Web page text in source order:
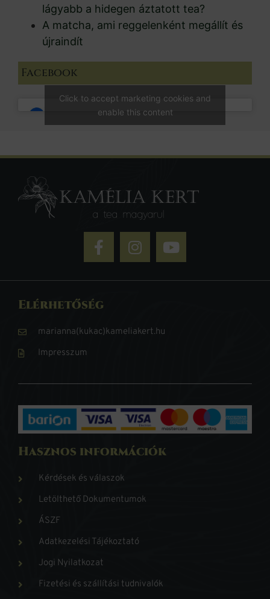
lágyabb a hidegen áztatott tea?
A matcha, ami reggelenként megállít és
újraindít
Facebook
Click to accept marketing cookies and
enable this content
Elérhetőség
marianna(kukac)kameliakert.hu
Impresszum
Hasznos információk
Kérdések és válaszok
Letölthető Dokumentumok
ÁSZF
Adatkezelési Tájékoztató
Jogi Nyilatkozat
Fizetési és szállítási tudnivalók